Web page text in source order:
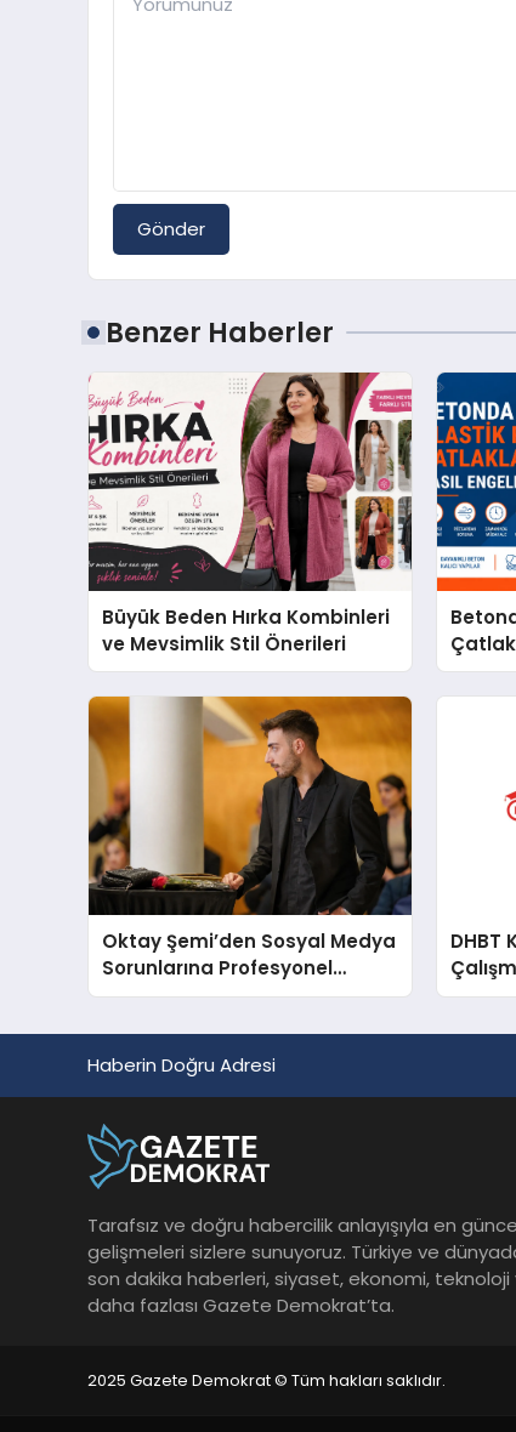
Gönder
Benzer Haberler
Büyük Beden Hırka Kombinleri
ve Mevsimlik Stil Önerileri
Oktay Şemi’den Sosyal Medya
Sorunlarına Profesyonel
Müdahale ve Hızlı Çözüm
DHBT
Haberin Doğru Adresi
Tarafsız ve doğru habercilik anlayışıyla en
gelişmeleri sizlere sunuyoruz. Türkiye ve
son dakika haberleri, siyaset, ekonomi, teknoloji
daha fazlası Gazete Demokrat’ta.
2025 Gazete Demokrat © Tüm hakları saklıdır.